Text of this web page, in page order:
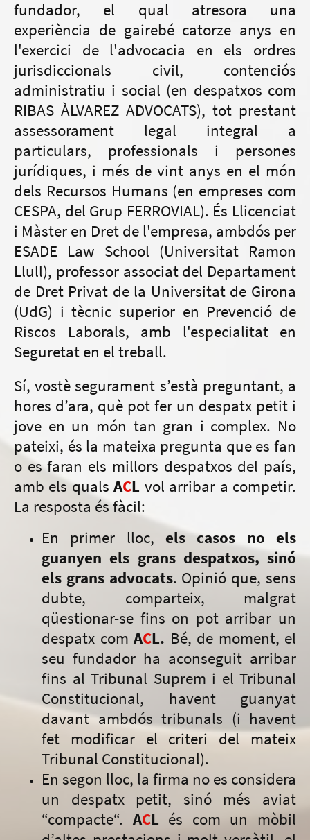
fundador, el qual atresora una
experiència de gairebé catorze anys en
l'exercici de l'advocacia en els ordres
jurisdiccionals civil, contenciós
administratiu i social (en despatxos com
RIBAS ÀLVAREZ ADVOCATS), tot prestant
assessorament legal integral a
particulars, professionals i persones
jurídiques, i més de vint anys en el món
dels Recursos Humans (en empreses com
CESPA, del Grup FERROVIAL). És Llicenciat
i Màster en Dret de l'empresa, ambdós per
ESADE Law School (Universitat Ramon
Llull), professor associat del Departament
de Dret Privat de la Universitat de Girona
(UdG) i tècnic superior en Prevenció de
Riscos Laborals, amb l'especialitat en
Seguretat en el treball.
Sí, vostè segurament s’està preguntant, a
hores d’ara, què pot fer un despatx petit i
jove en un món tan gran i complex. No
pateixi, és la mateixa pregunta que es fan
o es faran els millors despatxos del país,
amb els qualsACL vol arribar a competir.
La resposta és fàcil:
En primer lloc, els casos no els
guanyen els grans despatxos, sinó
els grans advocats. Opinió que, sens
dubte, comparteix, malgrat
qüestionar-se fins on pot arribar un
despatx com ACL. Bé, de moment, el
seu fundador ha aconseguit arribar
fins al Tribunal Suprem i el Tribunal
Constitucional, havent guanyat
davant ambdós tribunals (i havent
fet modificar el criteri del mateix
Tribunal Constitucional).
En segon lloc, la firma no es considera
un despatx petit, sinó més aviat
“compacte“. ACL és com un mòbil